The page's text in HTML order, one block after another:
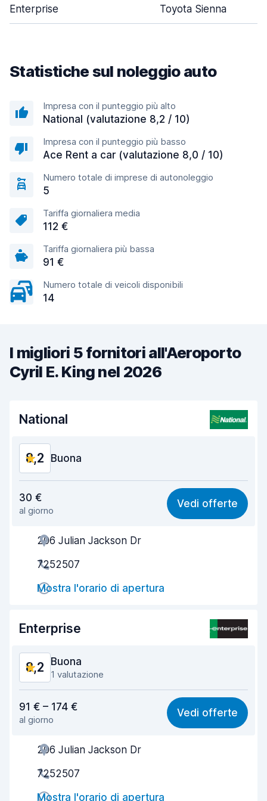
Enterprise Toyota Sienna
Statistiche sul noleggio auto
Impresa con il punteggio più alto
National (valutazione 8,2 / 10)
Impresa con il punteggio più basso
Ace Rent a car (valutazione 8,0 / 10)
Numero totale di imprese di autonoleggio
5
Tariffa giornaliera media
112 €
Tariffa giornaliera più bassa
91 €
Numero totale di veicoli disponibili
14
I migliori 5 fornitori all'Aeroporto
Cyril E. King nel 2026
National
8,2 Buona
8,1
Facile da trovare 8,2
Gentilezza degli agenti
Rapidità del ritiro
Rapidità della riconsegna
8,2
30 €
al giorno
Vedi offerte
206 Julian Jackson Dr
7252507
Mostra l'orario di apertura
Enterprise
8,2 Buona
1 valutazione
8,1
Facile da trovare 8,2
Gentilezza degli agenti
Rapidità del ritiro
91 € – 174 €
al giorno
Vedi offerte
206 Julian Jackson Dr
7252507
Mostra l'orario di apertura